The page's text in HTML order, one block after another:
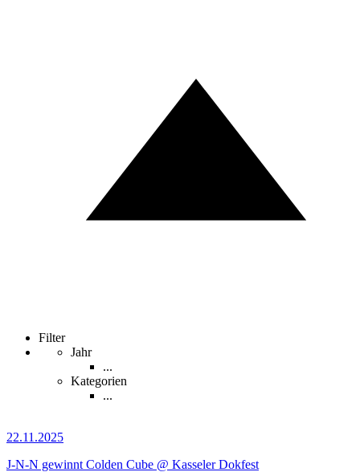
Filter
Jahr
...
Kategorien
...
22.11.2025
J-N-N gewinnt Colden Cube @ Kasseler Dokfest